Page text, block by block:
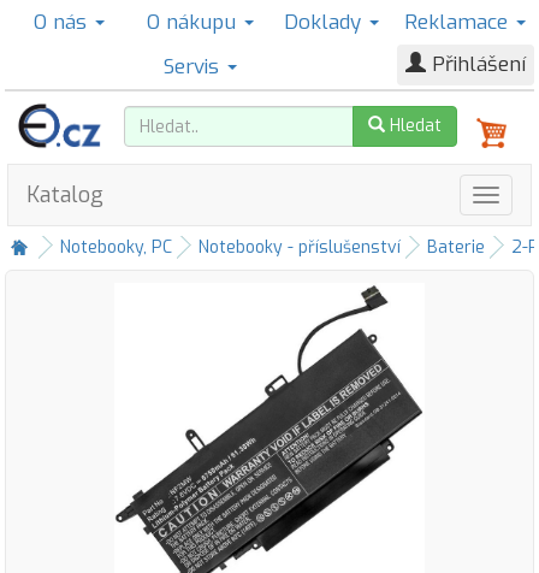
O nás O nákupu Doklady
Reklamace
Servis
Přihlášení
Hledat
Katalog
Notebooky, PC Notebooky - příslušenství Baterie 2-